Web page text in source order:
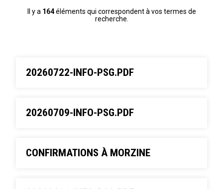
Il y a 164éléments qui correspondent à vos termes de
recherche.
20260722-INFO-PSG.PDF
20260709-INFO-PSG.PDF
CONFIRMATIONS À MORZINE